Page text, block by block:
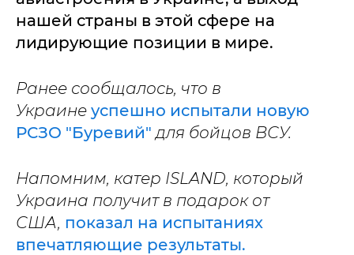
нашей страны в этой сфере на
лидирующие позиции в мире.
Ранее сообщалось, что в
Украине успешно испытали новую
РСЗО "Буревий" для бойцов ВСУ.
Напомним, катер ISLAND, который
Украина получит в подарок от
США, показал на испытаниях
впечатляющие результаты.